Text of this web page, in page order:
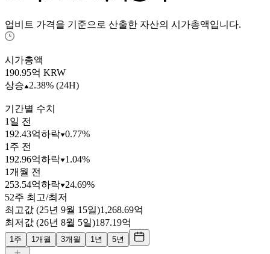
업비트 가격을 기준으로 산출한 자산의 시가총액입니다.
시가총액
190.95억 KRW
상승 2.38% (24H)
기간별 수치
1일 전
192.43억하락 0.77%
1주 전
192.96억하락 1.04%
1개월 전
253.54억하락 24.69%
52주 최고/최저
최고값 (25년 9월 15일)1,268.69억
최저값 (26년 8월 5일)187.19억
1주 1개월 3개월 1년 5년